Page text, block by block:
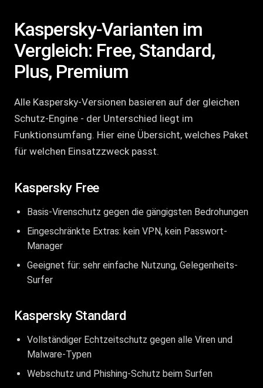
Kaspersky-Varianten im
Vergleich: Free, Standard,
Plus, Premium
Alle Kaspersky-Versionen basieren auf der gleichen
Schutz-Engine - der Unterschied liegt im
Funktionsumfang. Hier eine Übersicht, welches Paket
für welchen Einsatzzweck passt.
Kaspersky Free
Basis-Virenschutz gegen die gängigsten Bedrohungen
Eingeschränkte Extras: kein VPN, kein Passwort-
Manager
Geeignet für: sehr einfache Nutzung, Gelegenheits-
Surfer
Kaspersky Standard
Vollständiger Echtzeitschutz gegen alle Viren und
Malware-Typen
Webschutz und Phishing-Schutz beim Surfen